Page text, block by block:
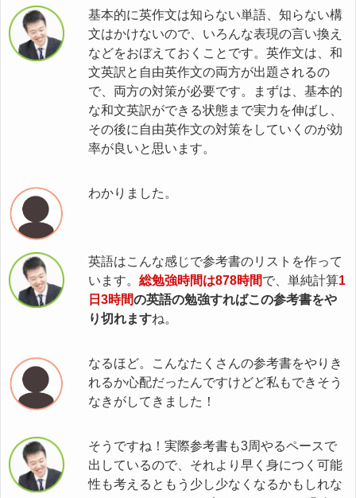
基本的に英作文は知らない単語、知らない構
文はかけないので、いろんな表現の言い換え
などをおぼえておくことです。英作文は、和
文英訳と自由英作文の両方が出題されるの
で、両方の対策が必要です。まずは、基本的
な和文英訳ができる状態まで実力を伸ばし、
その後に自由英作文の対策をしていくのが効
率が良いと思います。
わかりました。
英語はこんな感じで参考書のリストを作って
います。 総勉強時間は878時間で、単純計算1
日3時間の英語の勉強すればこの参考書をや
り切れますね。
なるほど。こんなたくさんの参考書をやりき
れるか心配だったんですけどど私もできそう
なきがしてきました！
そうですね！実際参考書も3周やるペースで
出しているので、それより早く身につく可能
性も考えるともう少し少なくなるかもしれな